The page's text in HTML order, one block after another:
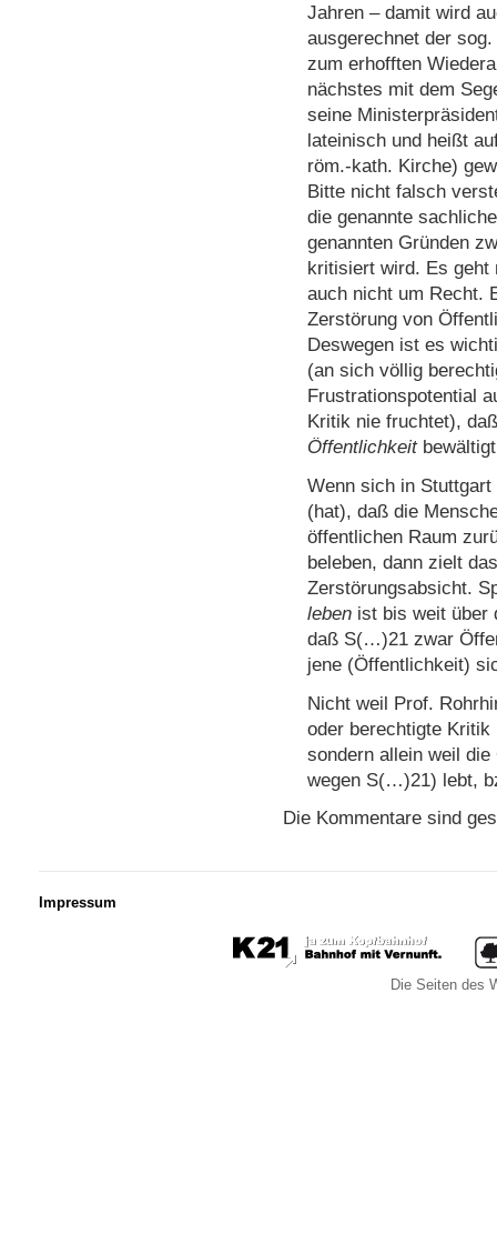
Jahren – damit wird
ausgerechnet der
zum erhofften
nächstes mit dem
seine
lateinisch und heißt
röm.-kath. Kirche)
Bitte nicht falsch
die genannte
genannten Gründen
kritisiert wird. Es geht
auch nicht um Recht.
Zerstörung von
Deswegen ist es
(an sich völlig
Frustrationspotential
Kritik nie fruchtet),
Öffentlichkeit
Wenn sich in
(hat), daß die
öffentlichen Raum
beleben, dann zielt
Zerstörungsabsicht.
leben ist bis weit über
daß S(…)21 zwar
jene (Öffentlichkeit)
Nicht weil Prof.
oder berechtigte
sondern allein weil
wegen S(…)21) lebt,
Die Kommentare sind
Impressum
Die Seiten des